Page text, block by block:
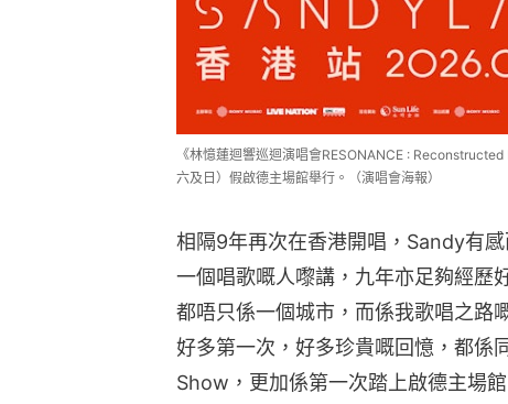
《林憶蓮迴響巡迴演唱會RESONANCE :
六及日）假啟德主場館舉行。（演唱會海報）
相隔9年再次在香港開唱，Sandy有
一個唱歌嘅人嚟講，九年亦足夠經歷
都唔只係一個城市，而係我歌唱之路
好多第一次，好多珍貴嘅回憶，都係
Show，更加係第一次踏上啟德主場